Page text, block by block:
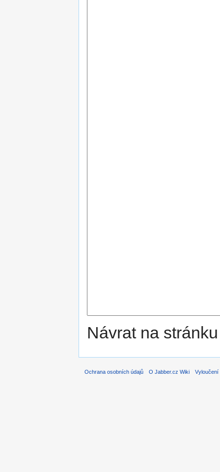
Návrat na stránku
Ochrana osobních údajů O Jabber.cz Wiki Vyloučení